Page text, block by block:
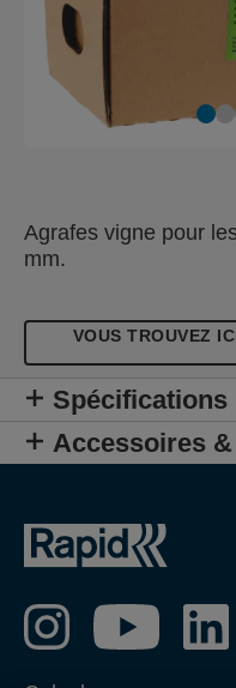
Agrafes vigne pour
mm.
VOUS TROUVEZ
Accessoires